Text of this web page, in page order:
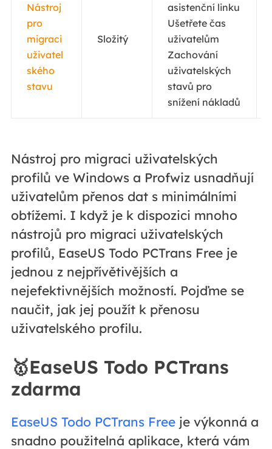
Nástroj
pro
migraci
uživatel
ského
stavu
Složitý
asistenční linku
Ušetřete čas
uživatelům
Zachování
uživatelských
stavů pro
snížení nákladů
Nástroj pro migraci uživatelských
profilů ve Windows a Profwiz usnadňují
uživatelům přenos dat s minimálními
obtížemi. I když je k dispozici mnoho
nástrojů pro migraci uživatelských
profilů, EaseUS Todo PCTrans Free je
jednou z nejpřívětivějších a
nejefektivnějších možností. Pojďme se
naučit, jak jej použít k přenosu
uživatelského profilu.
🥇EaseUS Todo PCTrans
zdarma
EaseUS Todo PCTrans Freeje výkonná a
snadno použitelná aplikace, která vám